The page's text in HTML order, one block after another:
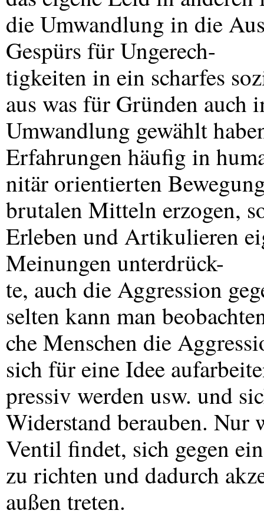
die Umwandlung in die
Gespürs für Ungerech-
tigkeiten in ein scharfes
aus was für Gründen auch
Umwandlung gewählt
Erfahrungen häufig in
nitär orientierten
brutalen Mitteln erzogen,
Erleben und Artikulieren
Meinungen unterdrück-
te, auch die Aggression
selten kann man
che Menschen die
sich für eine Idee
pressiv werden usw. und
Widerstand berauben. Nur
Ventil findet, sich gegen
zu richten und dadurch
außen treten.